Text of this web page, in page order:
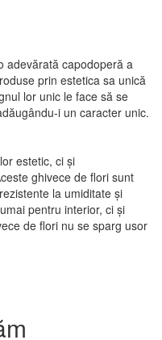
adevărată capodoperă a
prin estetica sa unică
lor unic le face să se
i un caracter unic.
estetic, ci și
ghivece de flori sunt
la umiditate și
pentru interior, ci și
de flori nu se sparg usor